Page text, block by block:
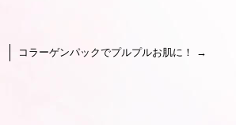
コラーゲンパックでプルプルお肌に！ →